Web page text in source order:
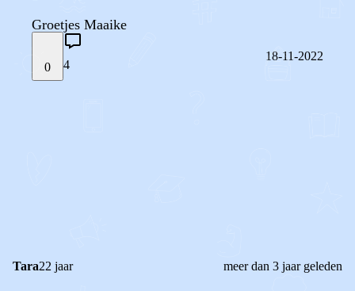
Groetjes Maaike
0 4
18-11-2022
Tara22 jaar meer dan 3 jaar geleden